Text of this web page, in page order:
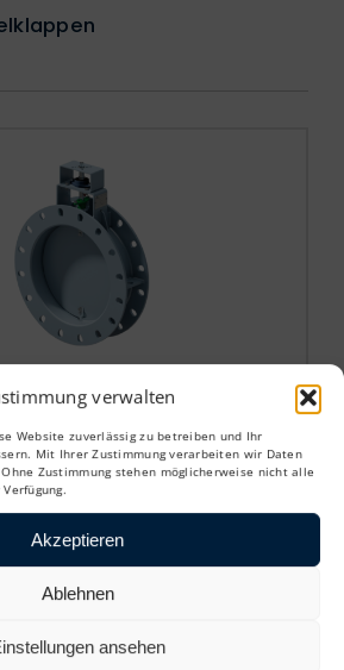
verwalten
Website zuverlässig zu betreiben und Ihr
Mit Ihrer Zustimmung verarbeiten wir Daten
Zustimmung stehen möglicherweise nicht alle
Akzeptieren
Ablehnen
ansehen
DK-701
Drosselklappe
200°C – 3bar